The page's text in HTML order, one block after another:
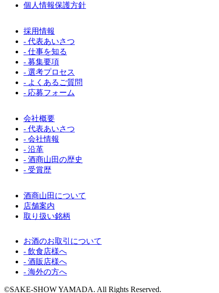
個人情報保護方針
採用情報
- 代表あいさつ
- 仕事を知る
- 募集要項
- 選考プロセス
- よくあるご質問
- 応募フォーム
会社概要
- 代表あいさつ
- 会社情報
- 沿革
- 酒商山田の歴史
- 受賞歴
酒商山田について
店舗案内
取り扱い銘柄
お酒のお取引について
- 飲食店様へ
- 酒販店様へ
- 海外の方へ
©SAKE-SHOW YAMADA. All Rights Reserved.